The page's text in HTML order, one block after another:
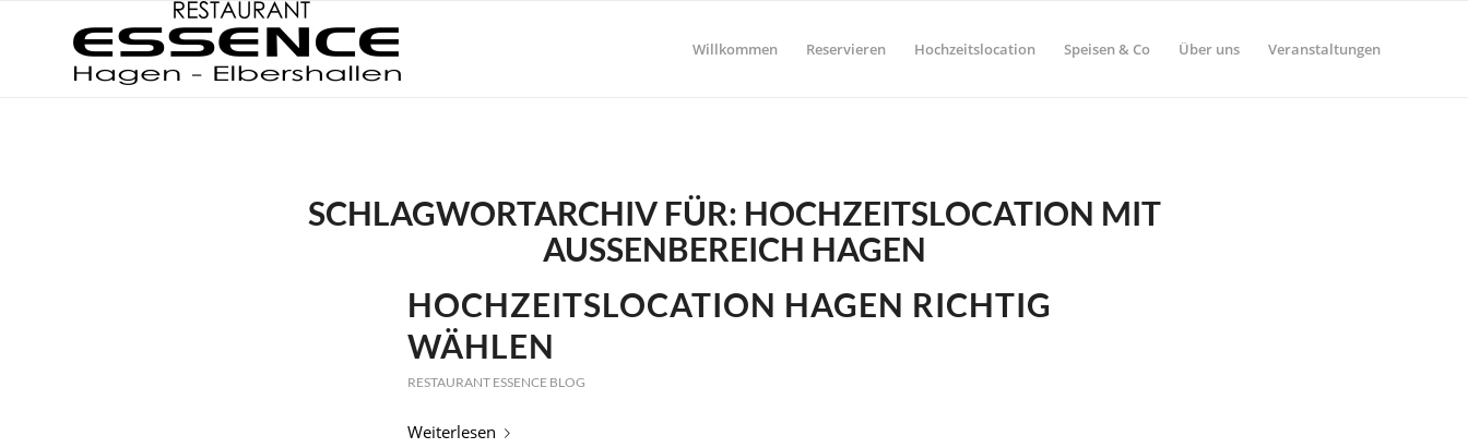
Willkommen Reservieren Hochzeitslocation Speisen & Co Über uns Veranstaltungen
SCHLAGWORTARCHIV FÜR: HOCHZEITSLOCATION MIT
AUSSENBEREICH HAGEN
HOCHZEITSLOCATION HAGEN RICHTIG
WÄHLEN
RESTAURANT ESSENCE BLOG
Weiterlesen